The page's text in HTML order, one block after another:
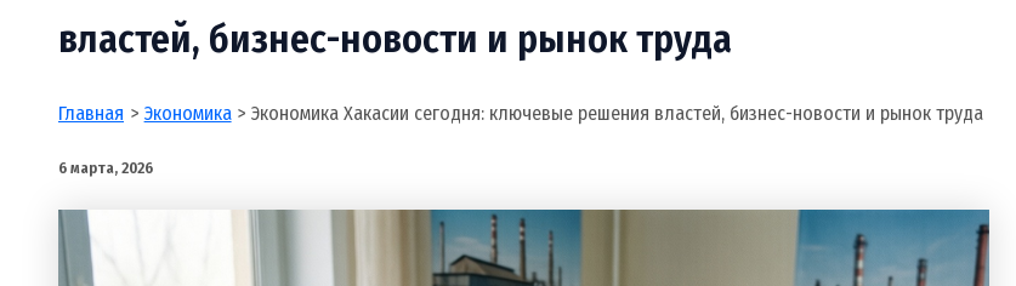
властей, бизнес-новости и рынок труда
Главная Экономика Экономика Хакасии сегодня: ключевые решения властей, бизнес-новости и рынок труда
6 марта, 2026